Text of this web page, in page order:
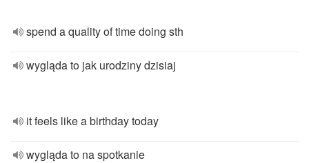
spend a quality of time doing sth
wygląda to jak urodziny dzisiaj
it feels like a birthday today
wygląda to na spotkanie